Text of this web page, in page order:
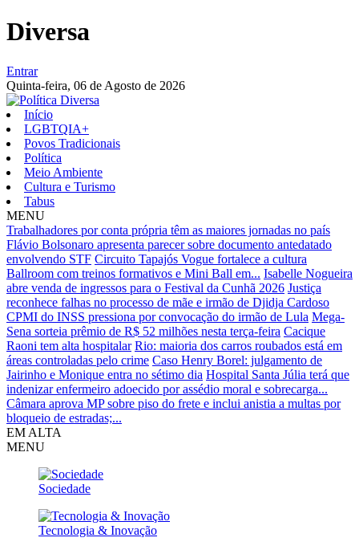
Diversa
Entrar
Quinta-feira, 06 de Agosto de 2026
Início
LGBTQIA+
Povos Tradicionais
Política
Meio Ambiente
Cultura e Turismo
Tabus
MENU
Trabalhadores por conta própria têm as maiores jornadas no país
Flávio Bolsonaro apresenta parecer sobre documento antedatado
envolvendo STF Circuito Tapajós Vogue fortalece a cultura
Ballroom com treinos formativos e Mini Ball em... Isabelle Nogueira
abre venda de ingressos para o Festival da Cunhã 2026 Justiça
reconhece falhas no processo de mãe e irmão de Djidja Cardoso
CPMI do INSS pressiona por convocação do irmão de Lula Mega-
Sena sorteia prêmio de R$ 52 milhões nesta terça-feira Cacique
Raoni tem alta hospitalar Rio: maioria dos carros roubados está em
áreas controladas pelo crime Caso Henry Borel: julgamento de
Jairinho e Monique entra no sétimo dia Hospital Santa Júlia terá que
indenizar enfermeiro adoecido por assédio moral e sobrecarga...
Câmara aprova MP sobre piso do frete e inclui anistia a multas por
bloqueio de estradas;...
EM ALTA
MENU
Sociedade
Tecnologia & Inovação